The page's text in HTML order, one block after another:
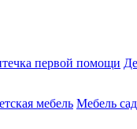
первой помощи
мебель Мебель